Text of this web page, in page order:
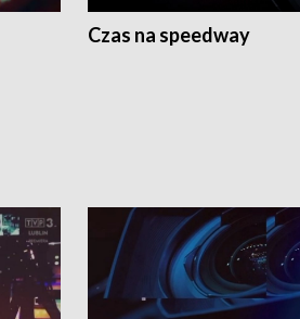
Czas na speedway